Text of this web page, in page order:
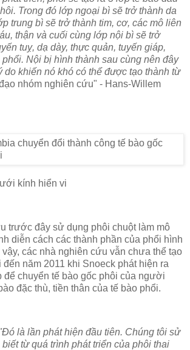
Trong đó lớp ngoại bì sẽ trở thành da
trung bì sẽ trở thành tim, cơ, các mô liên
thận và cuối cùng lớp nội bì sẽ trở
tuỵ, dạ dày, thực quản, tuyến giáp,
Nội bị hình thành sau cùng nên đây
do khiến nó khó có thể được tạo thành từ
nhóm nghiên cứu" - Hans-Willem
kính hiển vi
trước đây sử dụng phôi chuột làm mô
diễn cách các thành phần của phổi hình
các nhà nghiên cứu vẫn chưa thể tạo
đến năm 2011 khi Snoeck phát hiện ra
để chuyển tế bào gốc phôi của người
đặc thù, tiền thân của tế bào phổi.
là lần phát hiện đầu tiên. Chúng tôi sử
từ quá trình phát triển của phôi thai